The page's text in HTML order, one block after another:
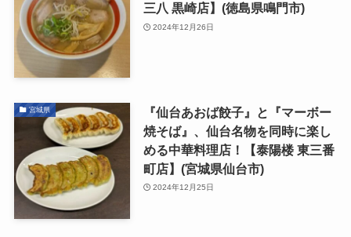
三八 黒崎店】(徳島県鳴門市)
2024年12月26日
宮城県
『仙台あおば餃子』と『マーボー
焼そば』、仙台名物を同時に楽し
める中華料理店！【泰陽楼 東三番
町店】(宮城県仙台市)
2024年12月25日